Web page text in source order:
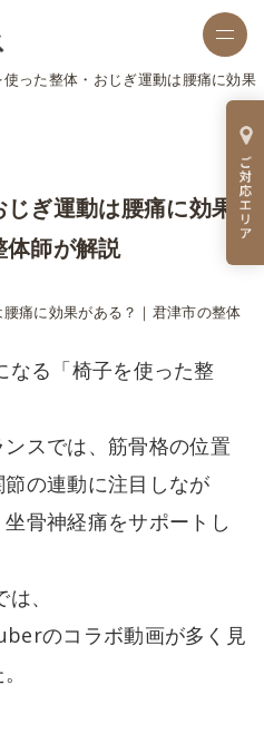
使った整体・おじぎ運動は腰痛に効果
ぎ運動は腰痛に効果
体師が解説
痛に効果がある？｜君津市の整体
る「椅子を使った整
スでは、筋骨格の位置
の連動に注目しなが
骨神経痛をサポートし
、
のコラボ動画が多く見